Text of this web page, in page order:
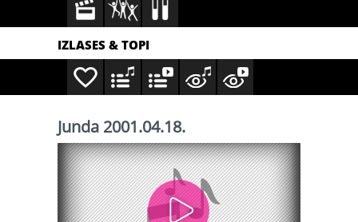
IZLASES & TOPI
Junda 2001.04.18.